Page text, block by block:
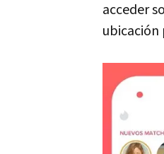
acceder
ubicación